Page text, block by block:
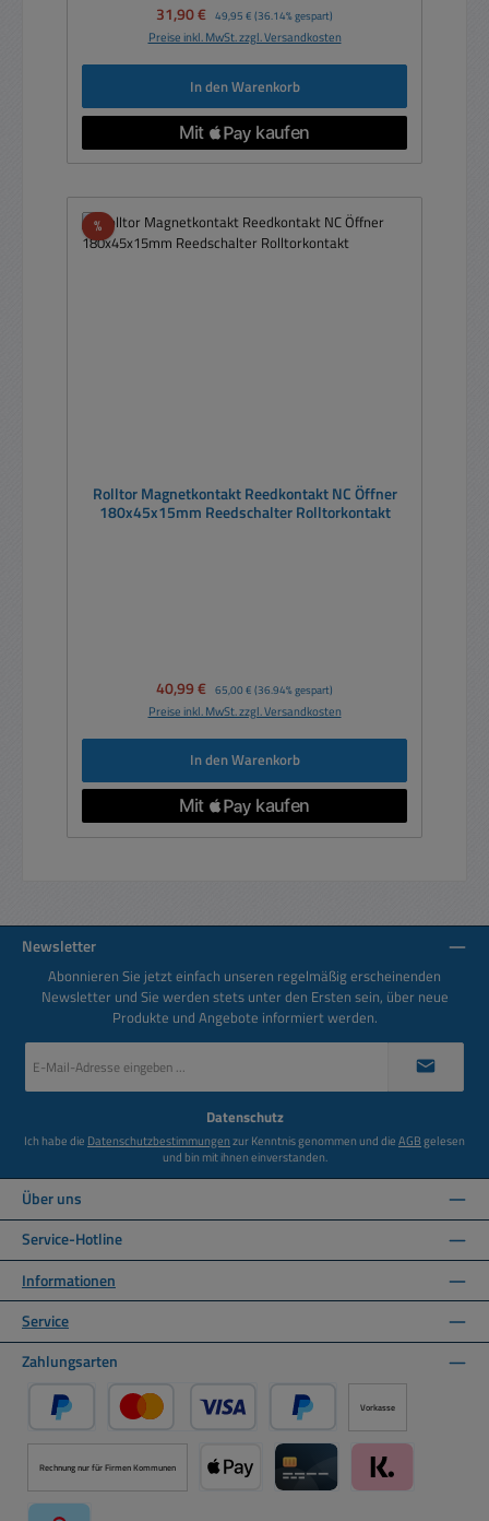
Verkaufspreis:
31,90 € Regulärer Preis:
49,95 € (36.14% gespart)
Preise inkl. MwSt. zzgl. Versandkosten
In den Warenkorb
%Rabatt
Rolltor Magnetkontakt Reedkontakt NC Öffner
180x45x15mm Reedschalter Rolltorkontakt
Verkaufspreis:
40,99 € Regulärer Preis:
65,00 € (36.94% gespart)
Preise inkl. MwSt. zzgl. Versandkosten
In den Warenkorb
Newsletter
Abonnieren Sie jetzt einfach unseren regelmäßig erscheinenden
Newsletter und Sie werden stets unter den Ersten sein, über neue
Produkte und Angebote informiert werden.
Mail-
Datenschutz
Ich habe die Datenschutzbestimmungenzur Kenntnis genommen und dieAGBgelesen
und bin mit ihnen einverstanden.
Über uns
Service-Hotline
Informationen
Service
Zahlungsarten
PayPal Kredit- oder Debitkarte über PayPal
Später Bezahlen über PayPal
Vorkasse
Rechnung nur für Firmen Kommunen